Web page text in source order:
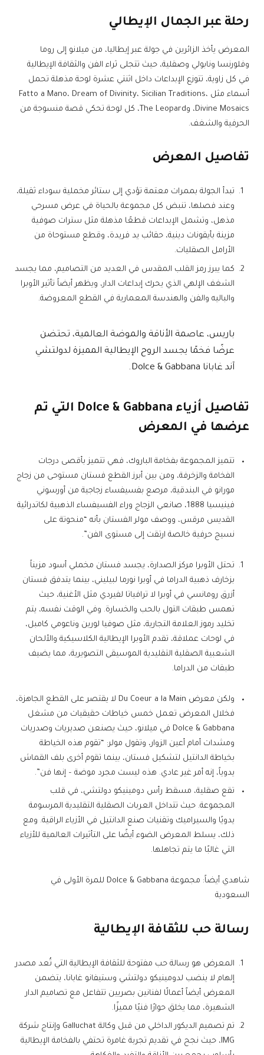
رحلة عبر الجمال الإيطالي
المعرض يأخذ الزائرين في جولة عبر إيطاليا، من ميلانو إلى روما
وفلورنسا ونابولي وصقلية، حيث تتجلى ثراء الفن والثقافة الإيطالية
في كل زاوية، تتوزع الإبداعات داخل اثنتي عشرة لوحة مذهلة تحمل
أسماء مثل Fatto a Mano، Dream of Divinity، Sicilian Traditions،
Divine Mosaics، وThe Leopard، كل لوحة تحكي قصة منسوجة من
الحرفية والشغف.
تفاصيل المعرض
تبدأ الجولة بممرات معتمة تؤدي إلى ستائر مخملية سوداء ثقيلة،
وعند فصلها، تنبض كل مجموعة بالحياة في عرض مسرحي
مذهل، وتشمل الإبداعات قطعًا مذهلة مثل سترات صوفية
مزينة بأيقونات دينية، حقائب يد فريدة، وقطع مستوحاة من
الأرامل الصقليات.
كما يبرز رمز القلب المقدس في العديد من التصاميم، مما يجسد
الشغف الإلهي الذي يحرك إبداعات الدار، ويظهر أيضاً تأثير الأوبرا
والباليه والفن والهندسة المعمارية في القطع المعروضة.
باريس، عاصمة الأناقة والموضة العالمية، تحتضن
عرضًا فخمًا يجسد الروح الإيطالية المميزة لدولتشي
آند غابانا Dolce & Gabbana.
تفاصيل أزياء Dolce & Gabbana التي تم
عرضها في المعرض
تتميز المجموعة بفخامة الباروك، فهي تتميز بأقصى درجات
الفخامة والزخرفة، ومن بين أبرز القطع فستان مستوحى من زجاج
مورانو في البندقية، مرصع بفسيفساء زجاجية من أورسوني
فينيسيا 1888، صانعي الزجاج وراء الفسيفساء الذهبية لكاتدرائية
القديس مرقس، ووصف مولر الفستان بأنه “منحوتة على
نسيج حرفية خالصة ارتقت إلى مستوى الفن”.
تحتل الأوبرا مركز الصدارة، يجسد فستان مخملي أسود مزيناً
بزخارف ذهبية الدراما في أوبرا نورما لبيليني، بينما يتدفق فستان
أزرق رومانسي في أوبرا لا ترافياتا لفيردي مثل الأغنية، حيث
تهمس طبقات التول بالحب والخسارة. وفي الوقت نفسه، يتم
تخليد رموز العلامة التجارية، مثل صوفيا لورين وناعومي كامبل،
في لوحات عملاقة، تقدم الأوبرا الإيطالية الكلاسيكية والألحان
الشعبية الصقلية التقليدية الموسيقى التصويرية، مما يضيف
طبقات من الدراما.
ولكن معرض Du Coeur a la Main لا يقتصر على القطع الجاهزة،
فخلال المعرض تعمل خمس خياطات حقيقيات من مشغل
Dolce & Gabbana في ميلانو، حيث يصنعن صديريات وصدريات
ومشدات أمام أعين الزوار، وتقول مولر: “تقوم هذه الخياطة
بخياطة الدانتيل لتشكيل فستان، بينما تقوم أخرى بلف القماش
يدوياً، إنه أمر غير عادي. هذه ليست مجرد موضة – إنها فن”.
تقع صقلية، مسقط رأس دومينيكو دولتشي، في قلب
المجموعة. حيث تتداخل العربات الصقلية التقليدية المرسومة
يدويًا والسيراميك وتقنيات صنع الدانتيل في الأزياء الراقية. ومع
ذلك، يسلط المعرض الضوء أيضًا على التأثيرات العالمية للأزياء
التي غالبًا ما يتم تجاهلها.
شاهدي أيضاً: مجموعة Dolce & Gabbana للمرة الأولى في
السعودية
رسالة حب للثقافة الإيطالية
المعرض هو رسالة حب مفتوحة للثقافة الإيطالية التي تُعد مصدر
إلهام لا ينضب لدومينيكو دولتشي وستيفانو غابانا، يتضمن
المعرض أيضاً أعمالًا لفنانين بصريين تتفاعل مع تصاميم الدار
الشهيرة، مما يخلق حوارًا فنيًا مميزًا.
تم تصميم الديكور الداخلي من قبل وكالة Galluchat وإنتاج شركة
IMG، حيث نجح في تقديم تجربة غامرة تحتفي بالفخامة الإيطالية